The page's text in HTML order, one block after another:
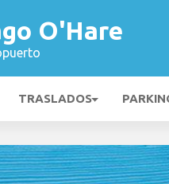
O'Hare
TRASLADOS